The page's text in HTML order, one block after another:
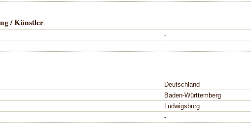
/ Künstler
-
-
Deutschland
Baden-Württemberg
Ludwigsburg
-